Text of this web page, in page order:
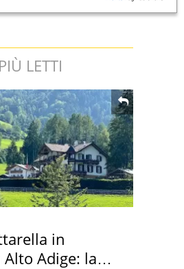
PIÙ LETTI
in
Adige: la